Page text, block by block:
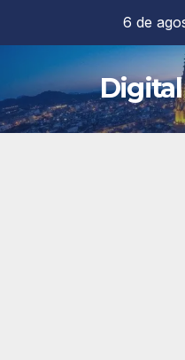
contenido
6 de